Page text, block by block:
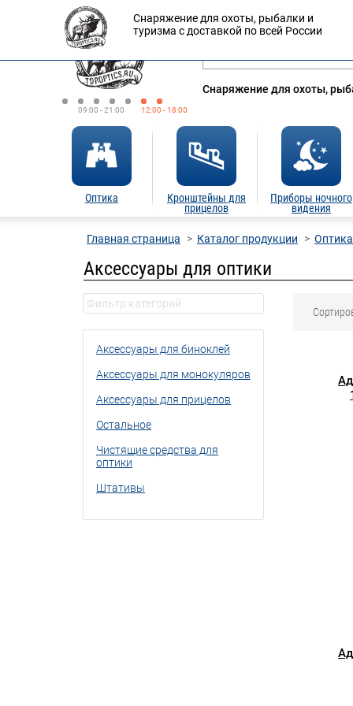
09:00 - 21:00 12:00 - 18:00
Оплата Доставка
Снаряжение для охоты,
Оптика
Кронштейны для
прицелов
Приборы ночного
видения
Снаряжение для охоты, рыбалки и
туризма с доставкой по всей России
Главная страница Каталог продукции Оптика
Аксессуары для оптики
Аксессуары для биноклей
Аксессуары для монокуляров
Аксессуары для прицелов
Остальное
Чистящие средства для
оптики
Штативы